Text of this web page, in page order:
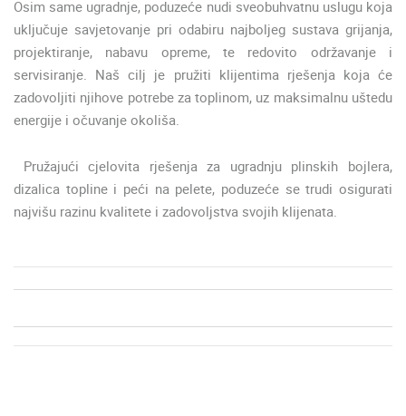
Osim same ugradnje, poduzeće nudi sveobuhvatnu uslugu koja
uključuje savjetovanje pri odabiru najboljeg sustava grijanja,
projektiranje, nabavu opreme, te redovito održavanje i
servisiranje. Naš cilj je pružiti klijentima rješenja koja će
zadovoljiti njihove potrebe za toplinom, uz maksimalnu uštedu
energije i očuvanje okoliša.
Pružajući cjelovita rješenja za ugradnju plinskih bojlera,
dizalica topline i peći na pelete, poduzeće se trudi osigurati
najvišu razinu kvalitete i zadovoljstva svojih klijenata.